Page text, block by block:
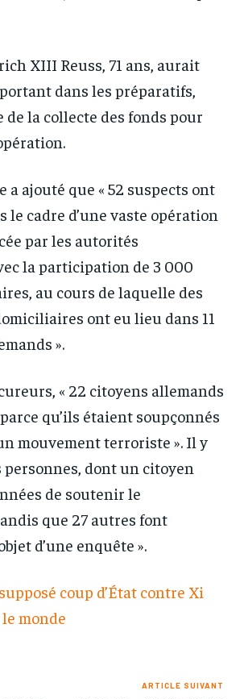
XIII Reuss, 71 ans, aurait
dans les préparatifs,
de la collecte des fonds pour
a ajouté que « 52 suspects ont
le cadre d’une vaste opération
par les autorités
la participation de 3 000
au cours de laquelle des
ont eu lieu dans 11
».
« 22 citoyens allemands
qu’ils étaient soupçonnés
mouvement terroriste ». Il y
personnes, dont un citoyen
de soutenir le
que 27 autres font
d’une enquête ».
coup d’État contre Xi
monde
ARTICLE SUIVANT